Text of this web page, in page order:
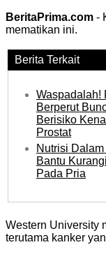
BeritaPrima.com -
mematikan ini.
Berita Terkait
Waspadalah!
Berperut
Berisiko
Prostat
Nutrisi Dalam
Bantu
Pada Pria
Western University
terutama kanker